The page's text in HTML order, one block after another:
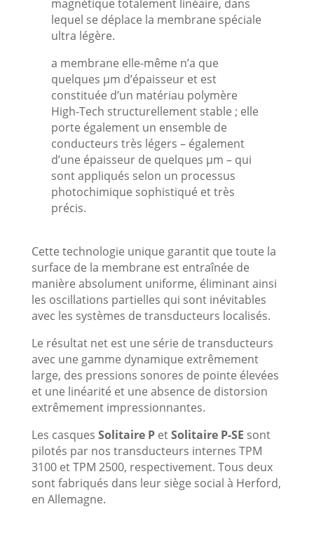
magnétique totalement linéaire, dans
lequel se déplace la membrane spéciale
ultra légère.
a membrane elle-même n’a que
quelques µm d’épaisseur et est
constituée d’un matériau polymère
High-Tech structurellement stable ; elle
porte également un ensemble de
conducteurs très légers – également
d’une épaisseur de quelques µm – qui
sont appliqués selon un processus
photochimique sophistiqué et très
précis.
Cette technologie unique garantit que toute la
surface de la membrane est entraînée de
manière absolument uniforme, éliminant ainsi
les oscillations partielles qui sont inévitables
avec les systèmes de transducteurs localisés.
Le résultat net est une série de transducteurs
avec une gamme dynamique extrêmement
large, des pressions sonores de pointe élevées
et une linéarité et une absence de distorsion
extrêmement impressionnantes.
Les casques Solitaire PetSolitaire P-SE sont
pilotés par nos transducteurs internes TPM
3100 et TPM 2500, respectivement. Tous deux
sont fabriqués dans leur siège social à Herford,
en Allemagne.